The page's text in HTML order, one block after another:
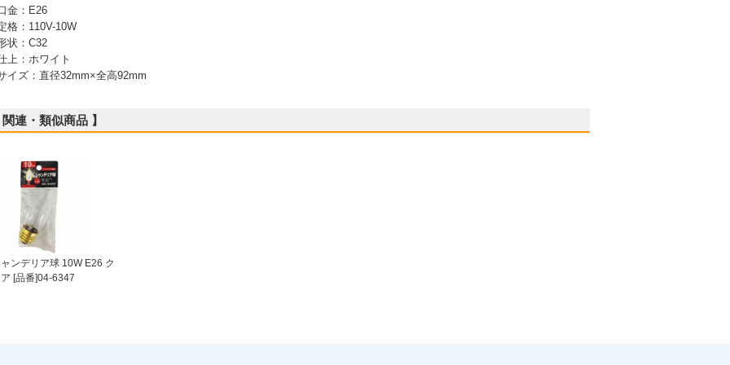
金：E26
格：110V-10W
状：C32
上：ホワイト
イズ：直径32mm×全高92mm
関連・類似商品 】
ンデリア球 10W E26 ク
ア [品番]04-6347